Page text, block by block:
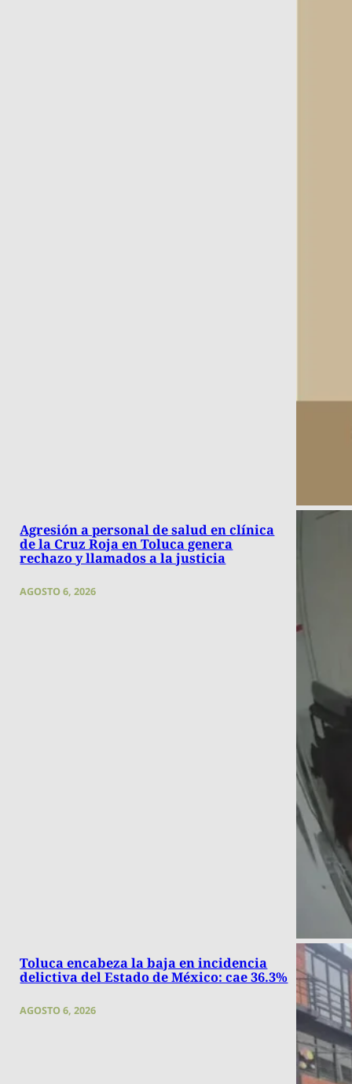
Agresión a personal de salud en clínica
de la Cruz Roja en Toluca genera
rechazo y llamados a la justicia
AGOSTO 6, 2026
Toluca encabeza la baja en incidencia
delictiva del Estado de México: cae 36.3%
AGOSTO 6, 2026